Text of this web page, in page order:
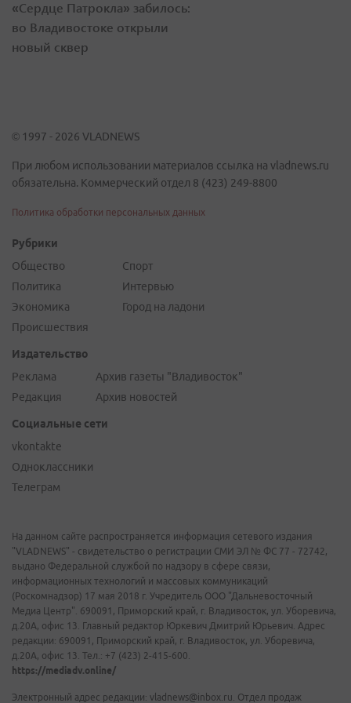
«Сердце Патрокла» забилось:
во Владивостоке открыли
новый сквер
© 1997 - 2026 VLADNEWS
При любом использовании материалов ссылка на vladnews.ru
обязательна. Коммерческий отдел 8 (423) 249-8800
Политика обработки персональных данных
Рубрики
Общество
Политика
Экономика
Происшествия
Спорт
Интервью
Город на ладони
Издательство
Реклама
Редакция
Архив газеты "Владивосток"
Архив новостей
Социальные сети
vkontakte
Одноклассники
Телеграм
На данном сайте распространяется информация сетевого издания
"VLADNEWS" - свидетельство о регистрации СМИ ЭЛ № ФС 77 - 72742,
выдано Федеральной службой по надзору в сфере связи,
информационных технологий и массовых коммуникаций
(Роскомнадзор) 17 мая 2018 г. Учредитель ООО "Дальневосточный
Медиа Центр". 690091, Приморский край, г. Владивосток, ул. Уборевича,
д.20А, офис 13. Главный редактор Юркевич Дмитрий Юрьевич. Адрес
редакции: 690091, Приморский край, г. Владивосток, ул. Уборевича,
д.20А, офис 13. Тел.: +7 (423) 2-415-600.
https://mediadv.online/
Электронный адрес редакции: vladnews@inbox.ru. Отдел продаж